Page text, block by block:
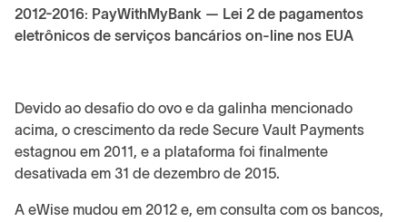
2012-2016: PayWithMyBank — Lei 2 de pagamentos
eletrônicos de serviços bancários on-line nos EUA
Devido ao desafio do ovo e da galinha mencionado
acima, o crescimento da rede Secure Vault Payments
estagnou em 2011, e a plataforma foi finalmente
desativada em 31 de dezembro de 2015.
A eWise mudou em 2012 e, em consulta com os bancos,